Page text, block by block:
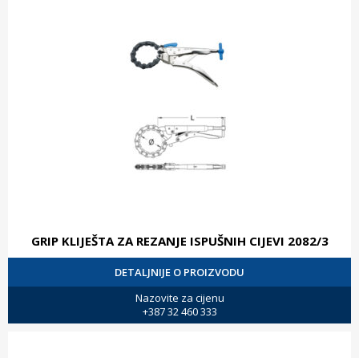
GRIP KLIJEŠTA ZA REZANJE ISPUŠNIH CIJEVI 2082/3
DETALJNIJE O PROIZVODU
Nazovite za cijenu
+387 32 460 333